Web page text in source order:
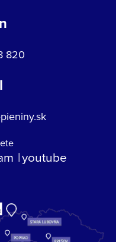
820
youtube